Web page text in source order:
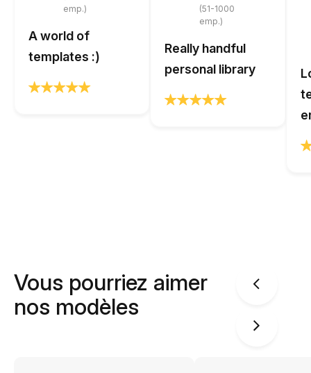
emp.)
A world of
templates :)
(51-1000
emp.)
Really handful
personal library
Vous pourriez aimer
nos modèles